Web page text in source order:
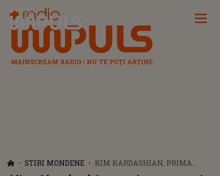
Radio Impuls
STIRI MONDENE
KIM KARDASHIAN, PRIMA
REACȚIE DESPRE NUNTA